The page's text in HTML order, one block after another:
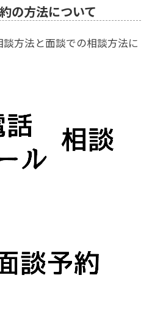
の方法について
方法と面談での相談方法に